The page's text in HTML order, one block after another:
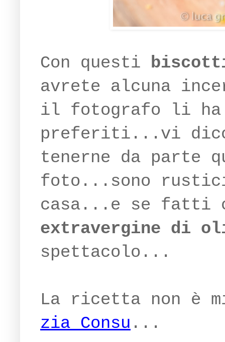
Con questi
avrete alcuna
il fotografo li
preferiti...vi
tenerne da parte
foto...sono
casa...e se fatti
extravergine di
spettacolo...
La ricetta non è
zia Consu ...